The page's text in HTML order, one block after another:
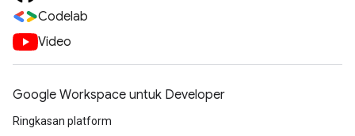
Codelab
Video
Google Workspace untuk Developer
Ringkasan platform